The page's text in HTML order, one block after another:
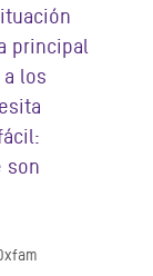
principal
los
son